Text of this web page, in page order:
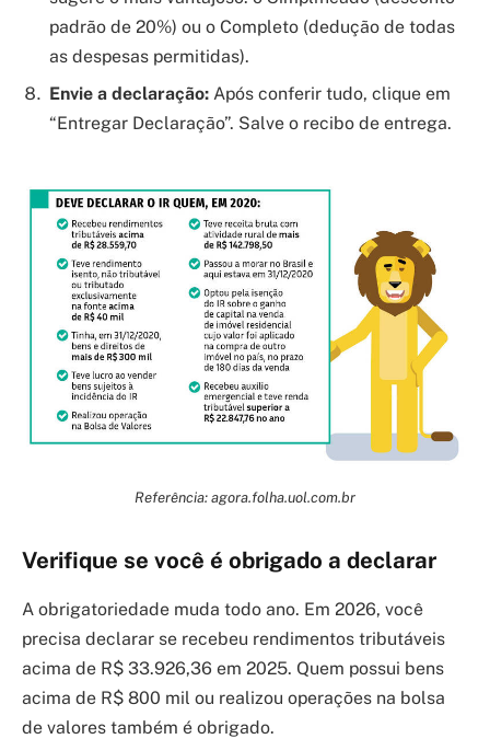
padrão de 20%) ou o Completo (dedução de todas
as despesas permitidas).
Envie a declaração: Após conferir tudo, clique em
“Entregar Declaração”. Salve o recibo de entrega.
Referência: agora.folha.uol.com.br
Verifique se você é obrigado a declarar
A obrigatoriedade muda todo ano. Em 2026, você
precisa declarar se recebeu rendimentos tributáveis
acima de R$ 33.926,36 em 2025. Quem possui bens
acima de R$ 800 mil ou realizou operações na bolsa
de valores também é obrigado.